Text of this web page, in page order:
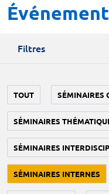
Filtres
TOUT SÉMINAIRES
SÉMINAIRES
SÉMINAIRES
SÉMINAIRES INTERNES